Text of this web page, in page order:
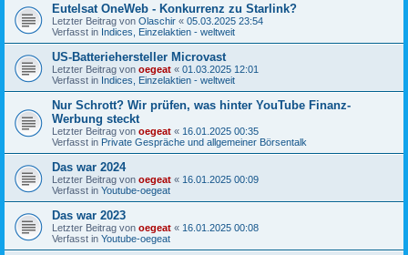
Eutelsat OneWeb - Konkurrenz zu Starlink?
Letzter Beitrag von Olaschir « 05.03.2025 23:54
Verfasst in Indices, Einzelaktien - weltweit
US-Batteriehersteller Microvast
Letzter Beitrag von oegeat « 01.03.2025 12:01
Verfasst in Indices, Einzelaktien - weltweit
Nur Schrott? Wir prüfen, was hinter YouTube Finanz-
Werbung steckt
Letzter Beitrag von oegeat « 16.01.2025 00:35
Verfasst in Private Gespräche und allgemeiner Börsentalk
Das war 2024
Letzter Beitrag von oegeat « 16.01.2025 00:09
Verfasst in Youtube-oegeat
Das war 2023
Letzter Beitrag von oegeat « 16.01.2025 00:08
Verfasst in Youtube-oegeat